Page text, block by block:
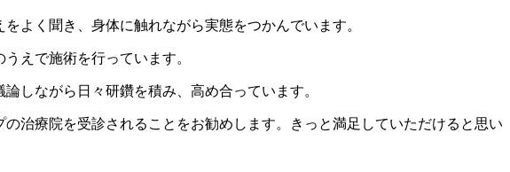
よく聞き、身体に触れながら実態をつかんでいます。
えで施術を行っています。
しながら日々研鑽を積み、高め合っています。
治療院を受診されることをお勧めします。きっと満足していただけると思い